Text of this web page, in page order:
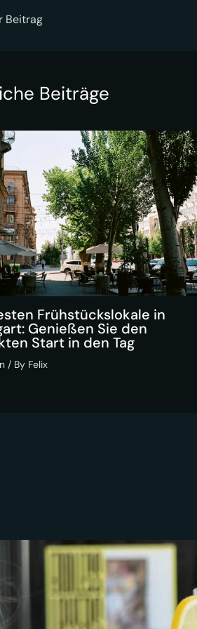
Beitrag
Beiträge
Frühstückslokale in
Genießen Sie den
Start in den Tag
/ By Felix